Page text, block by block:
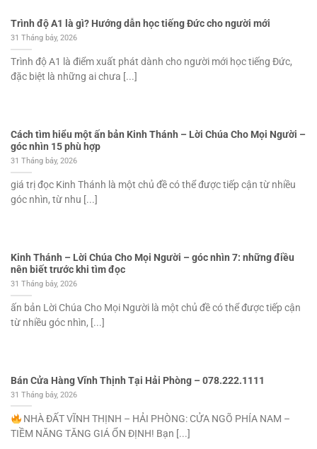
Trình độ A1 là gì? Hướng dẫn học tiếng Đức cho người mới
31 Tháng bảy, 2026
Trình độ A1 là điểm xuất phát dành cho người mới học tiếng Đức,
đặc biệt là những ai chưa [...]
Cách tìm hiểu một ấn bản Kinh Thánh – Lời Chúa Cho Mọi Người –
góc nhìn 15 phù hợp
31 Tháng bảy, 2026
giá trị đọc Kinh Thánh là một chủ đề có thể được tiếp cận từ nhiều
góc nhìn, từ nhu [...]
Kinh Thánh – Lời Chúa Cho Mọi Người – góc nhìn 7: những điều
nên biết trước khi tìm đọc
31 Tháng bảy, 2026
ấn bản Lời Chúa Cho Mọi Người là một chủ đề có thể được tiếp cận
từ nhiều góc nhìn, [...]
Bán Cửa Hàng Vĩnh Thịnh Tại Hải Phòng – 078.222.1111
31 Tháng bảy, 2026
NHÀ ĐẤT VĨNH THỊNH – HẢI PHÒNG: CỬA NGÕ PHÍA NAM –
TIỀM NĂNG TĂNG GIÁ ỔN ĐỊNH! Bạn [...]